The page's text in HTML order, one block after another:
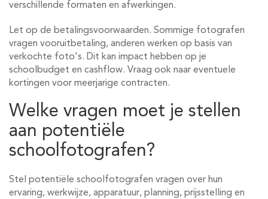
verschillende formaten en afwerkingen.
Let op de betalingsvoorwaarden. Sommige fotografen
vragen vooruitbetaling, anderen werken op basis van
verkochte foto's. Dit kan impact hebben op je
schoolbudget en cashflow. Vraag ook naar eventuele
kortingen voor meerjarige contracten.
Welke vragen moet je stellen
aan potentiële
schoolfotografen?
Stel potentiële schoolfotografen vragen over hun
ervaring, werkwijze, apparatuur, planning, prijsstelling en